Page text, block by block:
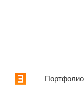
Портфолио